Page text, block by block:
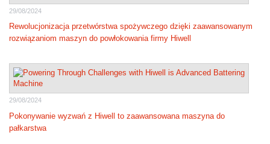
29/08/2024
Rewolucjonizacja przetwórstwa spożywczego dzięki zaawansowanym
rozwiązaniom maszyn do powłokowania firmy Hiwell
29/08/2024
Pokonywanie wyzwań z Hiwell to zaawansowana maszyna do
pałkarstwa